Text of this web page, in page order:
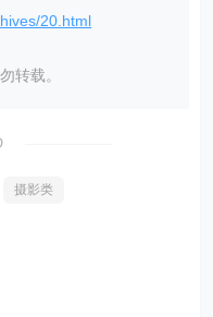
20.html
转载。
摄影类